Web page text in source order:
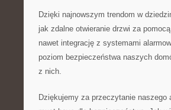
Dzięki ⁣najnowszym trendom ⁤w
⁢jak zdalne otwieranie drzwi za
nawet integrację ⁤z systemami‌
‍poziom bezpieczeństwa naszych
z nich.
Dziękujemy za przeczytanie naszego